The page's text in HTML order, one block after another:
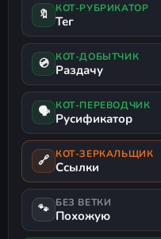
🔖 КОТ-РУБРИКАТОР
Тег
💿 КОТ-ДОБЫТЧИК
Раздачу
🗣 КОТ-ПЕРЕВОДЧИК
Русификатор
🔗 КОТ-ЗЕРКАЛЬЩИК
Ссылки
🐾 БЕЗ ВЕТКИ
Похожую